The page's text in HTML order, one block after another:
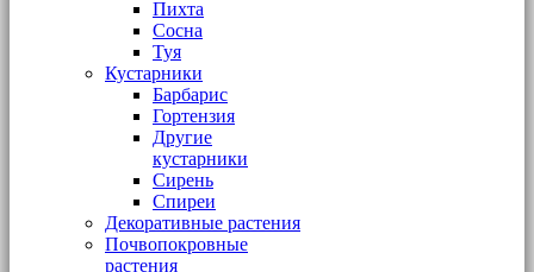
Пихта
Сосна
Туя
Кустарники
Барбарис
Гортензия
Другие
кустарники
Сирень
Спиреи
Декоративные растения
Почвопокровные
растения